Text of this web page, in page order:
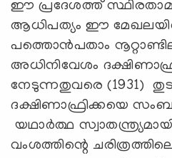
ഈ പ്രദേശത്ത്
ആധിപത്യം ഈ
പത്തൊൻപതാം
അധിനിവേശം
നേടുന്നതുവരെ (1931)
ദക്ഷിണാഫ്രിക്കയെ
യഥാർത്ഥ
വംശത്തിന്റെ